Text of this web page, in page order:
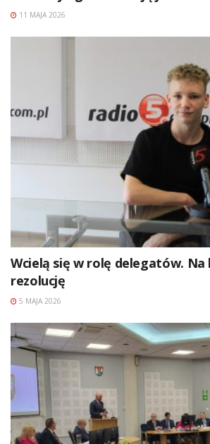
11 MAJA 2026
Wcielą się w rolę delegatów. Na
rezolucję
5 MAJA 2026